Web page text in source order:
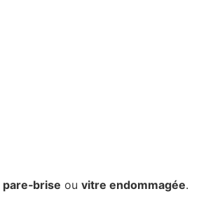
pare‑brise ou vitre endommagée.